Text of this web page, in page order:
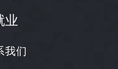
业
我们